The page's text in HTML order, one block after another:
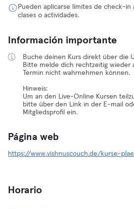
Pueden aplicarse límites de check-in
clases o actividades.
Información importante
Buche deinen Kurs direkt über die
Bitte melde dich rechtzeitig wieder
Termin nicht wahrnehmen können.
Hinweis:
Um an den Live-Online Kursen
bitte über den Link in der E-mail
Mitgliedsprofil ein.
Página web
https://www.vishnuscouch.de/kurse-
Horario